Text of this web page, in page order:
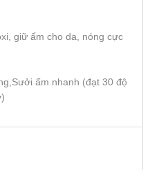
giữ ấm cho da, nóng cực
ấm nhanh (đạt 30 độ